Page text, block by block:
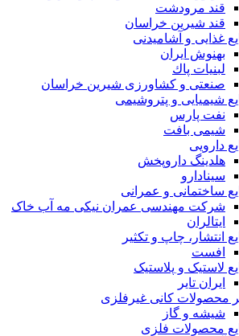
قند مرودشت
قند شیرین خراسان
غذايی و آشاميدنی
بهنوش ایران
لبنيات پاك
صنعتی و کشاورزی شیرین خراسان
شیمیایی و پتروشیمی
نفت پارس
شیمی بافت
دارویی
هلدینگ داروپخش
سینادارو
ساختمانی و عمرانی
شرکت مهندسی عمران نیکی مه آب خاک
ایتالران
انتشار، چاپ و تکثير
افست
لاستیک و پلاستیک
ایران تایر
محصولات كانی غيرفلزی
شیشه و گاز
محصولات فلزی